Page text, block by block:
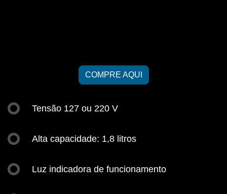
COMPRE AQUI
Tensão 127 ou 220 V
Alta capacidade: 1,8 litros
Luz indicadora de funcionamento